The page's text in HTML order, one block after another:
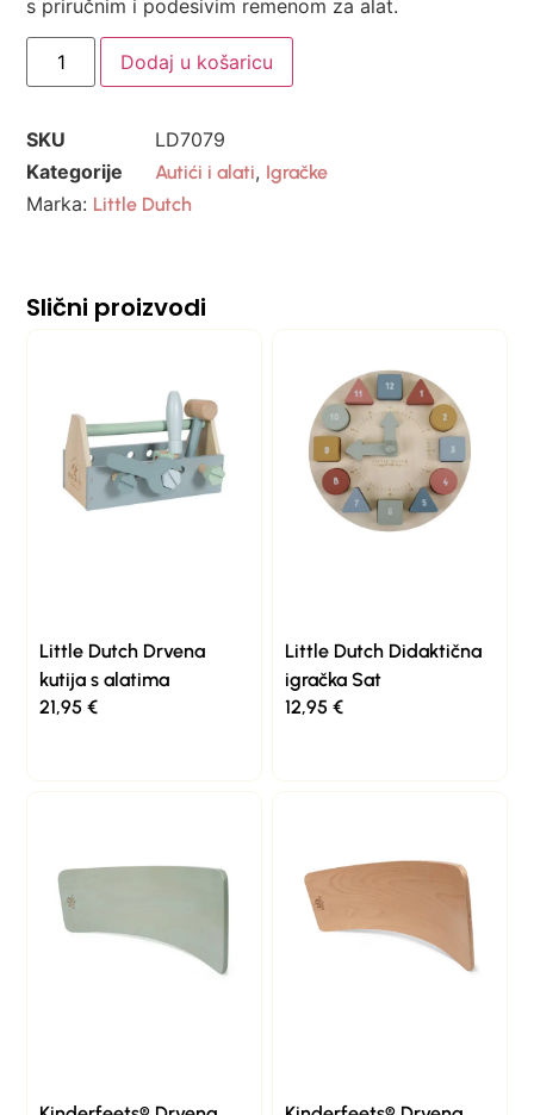
s priručnim i podesivim remenom za alat.
Dodaj u košaricu
SKU
LD7079
Kategorije
Autići i alati, Igračke
Marka: Little Dutch
Slični proizvodi
Little Dutch Drvena
kutija s alatima
21,95€
Little Dutch Didaktična
igračka Sat
12,95 €